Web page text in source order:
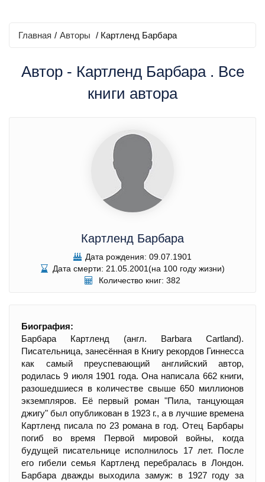
Главная / Авторы / Картленд Барбара
Автор - Картленд Барбара . Все
книги автора
Картленд Барбара
Дата рождения: 09.07.1901
Дата смерти: 21.05.2001(на 100 году жизни)
Количество книг: 382
Биография:
Барбара Картленд (англ. Barbara Cartland).
Писательница, занесённая в Книгу рекордов Гиннесса
как самый преуспевающий английский автор,
родилась 9 июля 1901 года. Она написала 662 книги,
разошедшиеся в количестве свыше 650 миллионов
экземпляров. Её первый роман "Пила, танцующая
джигу" был опубликован в 1923 г., а в лучшие времена
Картленд писала по 23 романа в год. Отец Барбары
погиб во время Первой мировой войны, когда
будущей писательнице исполнилось 17 лет. После
его гибели семья Картленд перебралась в Лондон.
Барбара дважды выходила замуж: в 1927 году за